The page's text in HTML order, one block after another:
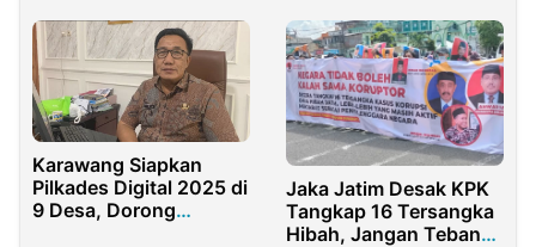
Karawang Siapkan
Pilkades Digital 2025 di
9 Desa, Dorong
Jaka Jatim Desak KPK
Tangkap 16 Tersangka
Hibah, Jangan Tebang